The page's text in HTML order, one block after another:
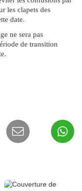
les clapets des
date.
ne sera pas
de transition